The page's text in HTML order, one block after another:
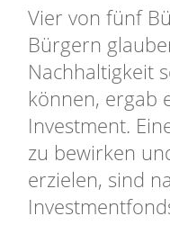
Vier von fünf
Bürgern
Nachhaltigkeit
können, ergab
Investment.
zu bewirken
erzielen, sind